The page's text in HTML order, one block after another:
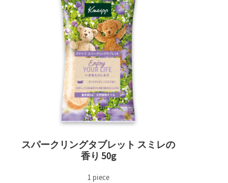
スパークリングタブレット スミレの
香り 50g
1 piece